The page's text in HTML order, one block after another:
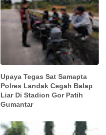
Upaya Tegas Sat Samapta
Polres Landak Cegah Balap
Liar Di Stadion Gor Patih
Gumantar